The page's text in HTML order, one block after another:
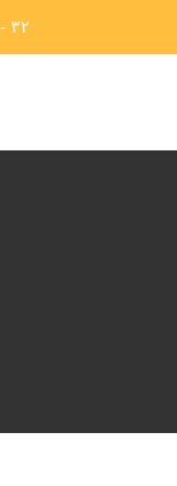
۳۲ - ۳۷۶۳۳۶۲۷ ۴۱ ۹۸+